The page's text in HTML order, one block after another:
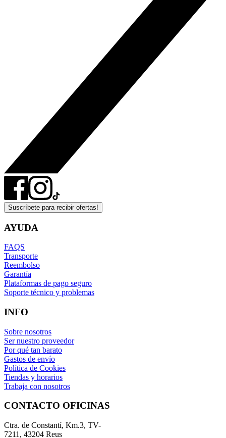
Suscríbete para recibir ofertas!
AYUDA
FAQS
Transporte
Reembolso
Garantía
Plataformas de pago seguro
Soporte técnico y problemas
INFO
Sobre nosotros
Ser nuestro proveedor
Por qué tan barato
Gastos de envío
Política de Cookies
Tiendas y horarios
Trabaja con nosotros
CONTACTO OFICINAS
Ctra. de Constantí, Km.3, TV-
7211, 43204 Reus